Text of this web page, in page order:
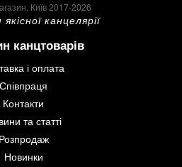
Київ 2017-2026
канцелярії
канцтоварів
і оплата
Співпраця
Контакти
та статті
Розпродаж
Новинки